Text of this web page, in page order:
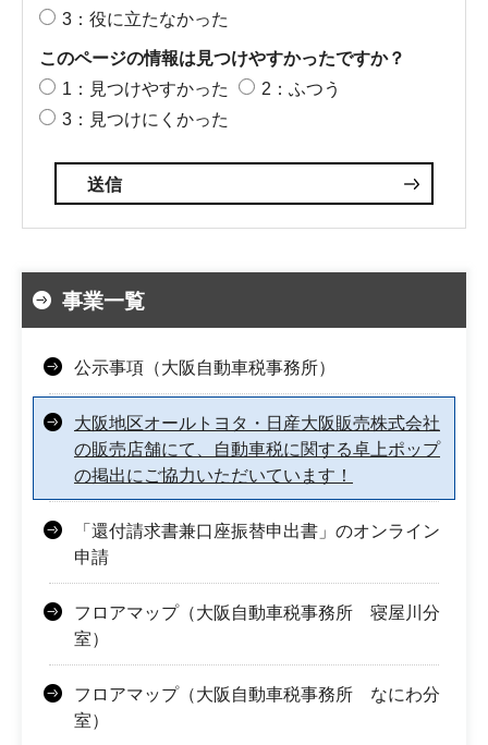
3：役に立たなかった
このページの情報は見つけやすかったですか？
1：見つけやすかった
2：ふつう
3：見つけにくかった
事業一覧
公示事項（大阪自動車税事務所）
大阪地区オールトヨタ・日産大阪販売株式会社
の販売店舗にて、自動車税に関する卓上ポップ
の掲出にご協力いただいています！
「還付請求書兼口座振替申出書」のオンライン
申請
フロアマップ（大阪自動車税事務所 寝屋川分
室）
フロアマップ（大阪自動車税事務所 なにわ分
室）